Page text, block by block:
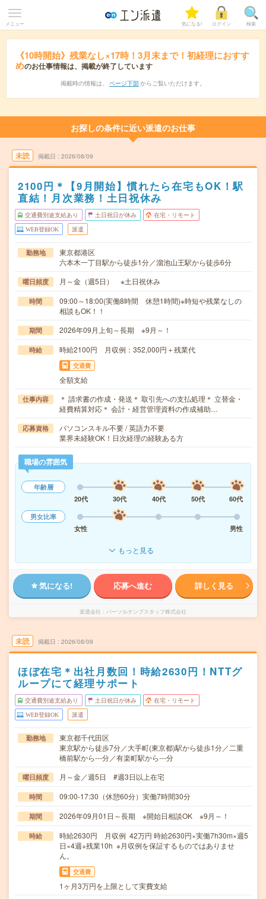
メニュー 気になる! ログイン 検索
《10時開始》残業なし×17時！3月末まで！初経理におすす
めのお仕事情報は、掲載が終了しています
掲載時の情報は、 ページ下部 からご覧いただけます。
お探しの条件に近い派遣のお仕事
未読 掲載日 2026/08/09
2100円＊【9月開始】慣れたら在宅もOK！駅
直結！月次業務！土日祝休み
交通費別途支給あり 土日祝日が休み 在宅・リモート
WEB登録OK 派遣
勤務地
東京都港区
六本木一丁目駅から徒歩1分／溜池山王駅から徒歩6分
曜日頻度 月～金（週5日） ※土日祝休み
時間
09:00～18:00(実働8時間 休憩1時間)※時短や残業なしの
相談もOK！！
期間 2026年09月上旬～長期 ※9月～！
時給 時給2100円 月収例：352,000円＋残業代
交通費
全額支給
仕事内容
＊ 請求書の作成・発送＊ 取引先への支払処理＊ 立替金・
経費精算対応＊ 会計・経営管理資料の作成補助…
応募資格
パソコンスキル不要 / 英語力不要
業界未経験OK！日次経理の経験ある方
職場の雰囲気
年齢層
20代
30代 40代 50代
60代
男女比率
女性
男性
もっと見る
気になる! 応募へ進む 詳しく見る
派遣会社 パーソルテンプスタッフ株式会社
未読 掲載日 2026/08/09
ほぼ在宅＊出社月数回！時給2630円！NTTグ
ループにて経理サポート
交通費別途支給あり 土日祝日が休み 在宅・リモート
WEB登録OK 派遣
勤務地
東京都千代田区
東京駅から徒歩7分／大手町(東京都)駅から徒歩1分／二重
橋前駅から---分／有楽町駅から---分
曜日頻度 月～金／週5日 #週3日以上在宅
時間 09:00-17:30（休憩60分）実働7時間30分
期間 2026年09月01日～長期 ※開始日相談OK ※9月～！
時給
時給2630円 月収例 42万円 時給2630円×実働7h30m×週5
日×4週+残業10h ※月収例を保証するものではありませ
ん。
交通費
1ヶ月3万円を上限として実費支給